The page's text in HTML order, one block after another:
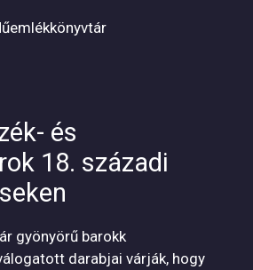
és
18. századi
gyönyörű barokk
darabjai várják, hogy